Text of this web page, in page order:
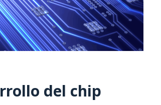
del chip